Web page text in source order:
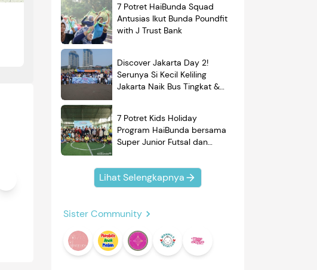
Produk
7 Potret HaiBunda Squad
Antusias Ikut Bunda Poundfit
with J Trust Bank
Discover Jakarta Day 2!
Serunya Si Kecil Keliling
Jakarta Naik Bus Tingkat &
7 Potret Kids Holiday
Program HaiBunda bersama
Super Junior Futsal dan
Kompak Banget!
Lihat Selengkapnya
Sister Community